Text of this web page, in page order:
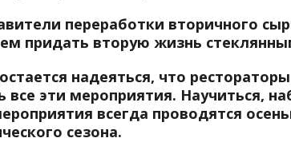
переработки вторичного
придать вторую жизнь
надеяться, что
все эти мероприятия. Научиться,
всегда проводятся
сезона.